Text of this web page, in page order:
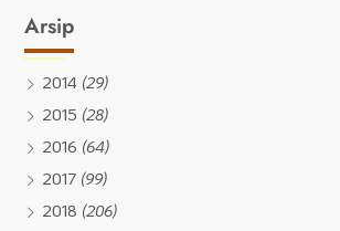
Arsip
2014 (29)
2015 (28)
2016 (64)
2017 (99)
2018 (206)